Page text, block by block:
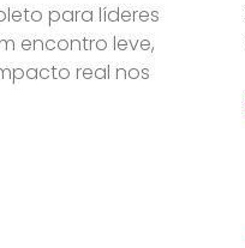
para líderes
encontro leve,
real nos